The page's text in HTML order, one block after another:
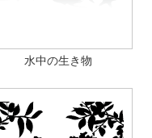
水中の生き物